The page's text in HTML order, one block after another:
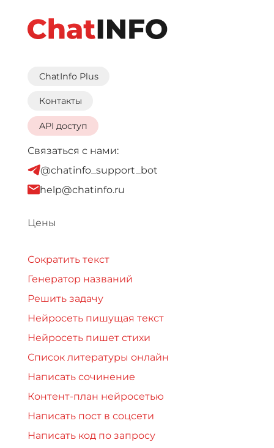
ChatInfo Plus
Контакты
API доступ
Связаться с нами:
@chatinfo_support_bot
help@chatinfo.ru
Цены
Сократить текст
Генератор названий
Решить задачу
Нейросеть пишущая текст
Нейросеть пишет стихи
Список литературы онлайн
Написать сочинение
Контент-план нейросетью
Написать пост в соцсети
Написать код по запросу